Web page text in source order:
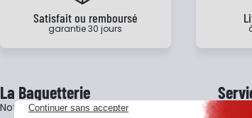
Satisfait ou remboursé
garantie 30 jours
La Baguetterie
Notre histoire